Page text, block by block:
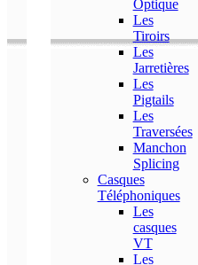
Optique
Les
Tiroirs
Les
Jarretières
Les
Pigtails
Les
Traversées
Manchon
Splicing
Casques
Téléphoniques
Les
casques
VT
Les